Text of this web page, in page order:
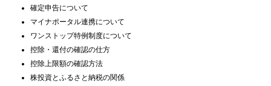
確定申告について
マイナポータル連携について
ワンストップ特例制度について
控除・還付の確認の仕方
控除上限額の確認方法
株投資とふるさと納税の関係